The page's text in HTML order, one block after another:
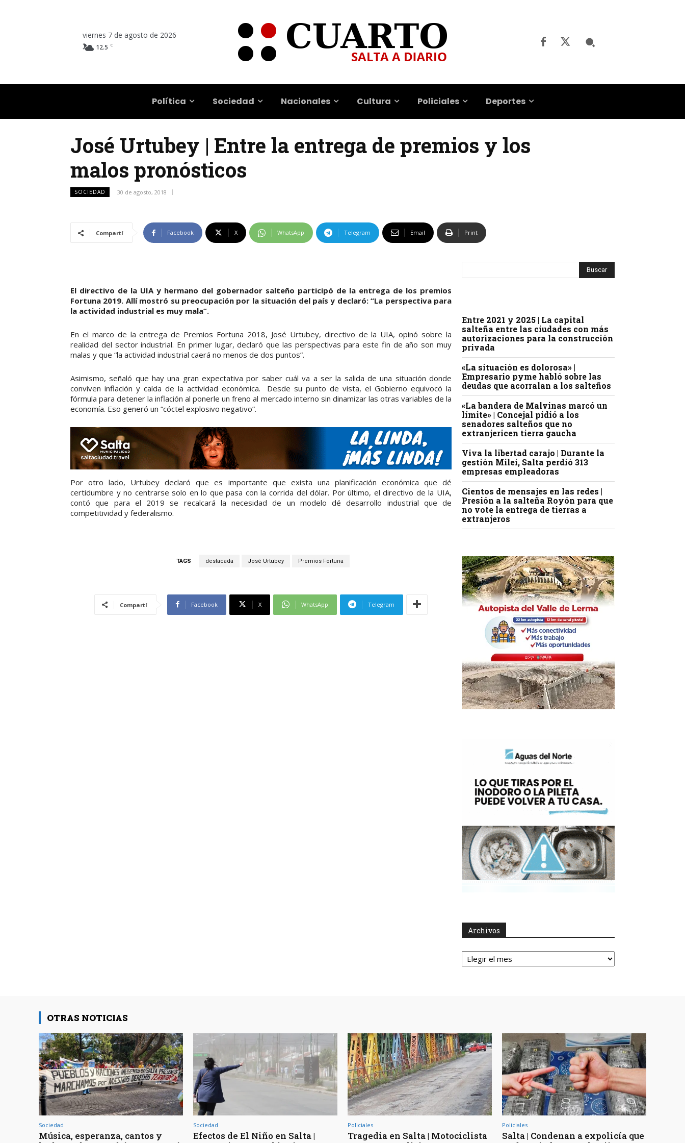
viernes 7 de agosto de 2026
12.5 C
Política Sociedad Nacionales Cultura Policiales Deportes
José Urtubey | Entre la entrega de premios y los
malos pronósticos
SOCIEDAD 30 de agosto, 2018
Compartí Facebook X WhatsApp Telegram Email Print
El directivo de la UIA y hermano del gobernador salteño participó de la entrega de los premios
Fortuna 2019. Allí mostró su preocupación por la situación del país y declaró: “La perspectiva para
la actividad industrial es muy mala”.
En el marco de la entrega de Premios Fortuna 2018, José Urtubey, directivo de la UIA, opinó sobre la
realidad del sector industrial. En primer lugar, declaró que las perspectivas para este fin de año son muy
malas y que “la actividad industrial caerá no menos de dos puntos”.
Asimismo, señaló que hay una gran expectativa por saber cuál va a ser la salida de una situación donde
conviven inflación y caída de la actividad económica. Desde su punto de vista, el Gobierno equivocó la
fórmula para detener la inflación al ponerle un freno al mercado interno sin dinamizar las otras variables de la
economía. Eso generó un “cóctel explosivo negativo”.
Por otro lado, Urtubey declaró que es importante que exista una planificación económica que dé
certidumbre y no centrarse solo en lo que pasa con la corrida del dólar. Por último, el directivo de la UIA,
contó que para el 2019 se recalcará la necesidad de un modelo dé desarrollo industrial que de
competitividad y federalismo.
TAGS destacada José Urtubey Premios Fortuna
Compartí Facebook X WhatsApp Telegram
Entre 2021 y 2025 | La capital
salteña entre las ciudades con más
autorizaciones para la construcción
privada
«La situación es dolorosa» |
Empresario pyme habló sobre las
deudas que acorralan a los salteños
«La bandera de Malvinas marcó un
límite» | Concejal pidió a los
senadores salteños que no
extranjericen tierra gaucha
Viva la libertad carajo | Durante la
gestión Milei, Salta perdió 313
empresas empleadoras
Cientos de mensajes en las redes |
Presión a la salteña Royón para que
no vote la entrega de tierras a
extranjeros
Archivos
Archivos
OTRAS NOTICIAS
Sociedad
Música, esperanza, cantos y
Sociedad
Efectos de El Niño en Salta |
Policiales
Tragedia en Salta | Motociclista
Policiales
Salta | Condenan a expolicía que